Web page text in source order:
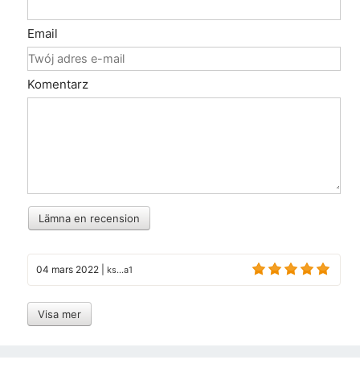
Email
Komentarz
Lämna en recension
04 mars 2022 ks...a1
Visa mer